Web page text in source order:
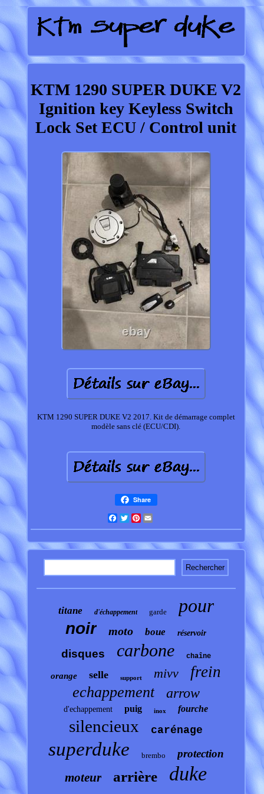
KTM 1290 SUPER DUKE V2
Ignition key Keyless Switch
Lock Set ECU / Control unit
KTM 1290 SUPER DUKE V2 2017. Kit de démarrage complet
modèle sans clé (ECU/CDI).
Share
Facebook
TwitterPinterest
titane d'échappement garde pour
noir moto boue réservoir
disques carbone chaîne
orange selle support mivv frein
echappement arrow
d'echappement puig inox fourche
silencieux carénage
superduke brembo protection
moteur arrière duke